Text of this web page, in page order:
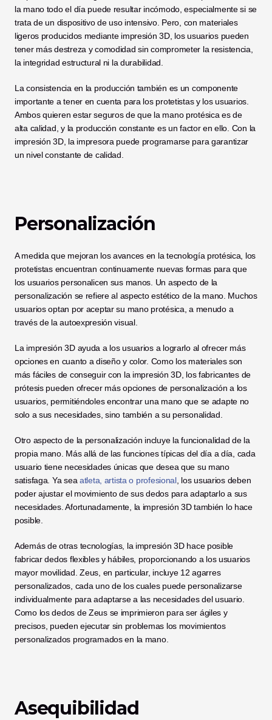
la mano todo el día puede resultar incómodo, especialmente si se
trata de un dispositivo de uso intensivo. Pero, con materiales
ligeros producidos mediante impresión 3D, los usuarios pueden
tener más destreza y comodidad sin comprometer la resistencia,
la integridad estructural ni la durabilidad.
La consistencia en la producción también es un componente
importante a tener en cuenta para los protetistas y los usuarios.
Ambos quieren estar seguros de que la mano protésica es de
alta calidad, y la producción constante es un factor en ello. Con la
impresión 3D, la impresora puede programarse para garantizar
un nivel constante de calidad.
Personalización
A medida que mejoran los avances en la tecnología protésica, los
protetistas encuentran continuamente nuevas formas para que
los usuarios personalicen sus manos. Un aspecto de la
personalización se refiere al aspecto estético de la mano. Muchos
usuarios optan por aceptar su mano protésica, a menudo a
través de la autoexpresión visual.
La impresión 3D ayuda a los usuarios a lograrlo al ofrecer más
opciones en cuanto a diseño y color. Como los materiales son
más fáciles de conseguir con la impresión 3D, los fabricantes de
prótesis pueden ofrecer más opciones de personalización a los
usuarios, permitiéndoles encontrar una mano que se adapte no
solo a sus necesidades, sino también a su personalidad.
Otro aspecto de la personalización incluye la funcionalidad de la
propia mano. Más allá de las funciones típicas del día a día, cada
usuario tiene necesidades únicas que desea que su mano
satisfaga. Ya sea atleta, artista o profesional, los usuarios deben
poder ajustar el movimiento de sus dedos para adaptarlo a sus
necesidades. Afortunadamente, la impresión 3D también lo hace
posible.
Además de otras tecnologías, la impresión 3D hace posible
fabricar dedos flexibles y hábiles, proporcionando a los usuarios
mayor movilidad. Zeus, en particular, incluye 12 agarres
personalizados, cada uno de los cuales puede personalizarse
individualmente para adaptarse a las necesidades del usuario.
Como los dedos de Zeus se imprimieron para ser ágiles y
precisos, pueden ejecutar sin problemas los movimientos
personalizados programados en la mano.
Asequibilidad